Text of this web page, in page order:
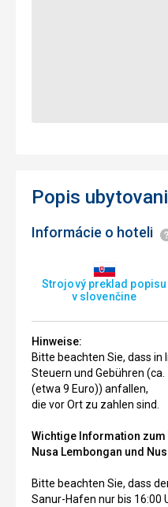
Strojový preklad popisu
v slovenčine
Hinweise:
Bitte beachten Sie, dass in
Steuern und Gebühren
(etwa 9 Euro)) anfallen,
die vor Ort zu zahlen sind.
Wichtige Information zum
Nusa Lembongan und
Bitte beachten Sie, dass
Sanur-Hafen nur bis 16:00
Popis
Informácie o hoteli